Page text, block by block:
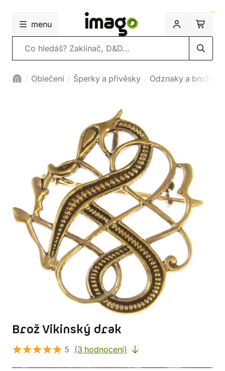
menu
Vyhledávání
Oblečení Šperky a přívěsky Odznaky a brože
Brož Vikinský drak
5 (3 hodnocení)